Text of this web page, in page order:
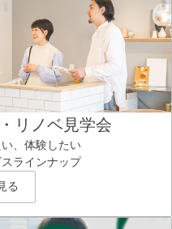
リノベ見学会
、体験したい
ラインナップ
る